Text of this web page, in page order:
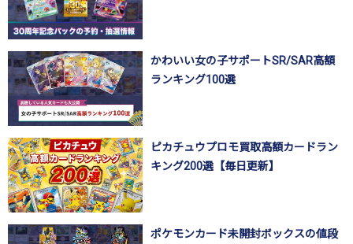
かわいい女の子サポートSR/SAR高額
ランキング100選
ピカチュウプロモ買取高額カードラン
キング200選【毎日更新】
ポケモンカード未開封ボックスの値段